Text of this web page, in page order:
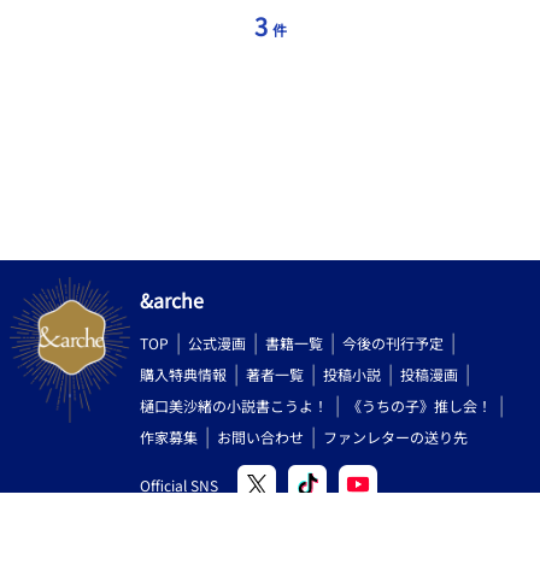
は、何者かに毒を盛られている。」 百年前、俺は殺されたのか？
3 件
&arche
TOP 公式漫画 書籍一覧
今後の刊行予定
購入特典情報
著者一覧 投稿小説
投稿漫画
樋口美沙緒の小説書こうよ！
《うちの子》推し会！
作家募集
お問い合わせ ファンレターの送り先
Official SNS